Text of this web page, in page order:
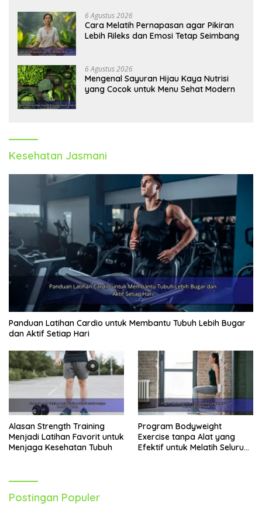
6 Agustus 2026
Cara Melatih Pernapasan agar Pikiran
Lebih Rileks dan Emosi Tetap Seimbang
6 Agustus 2026
Mengenal Sayuran Hijau Kaya Nutrisi
yang Cocok untuk Menu Sehat Modern
Kesehatan Jasmani
Panduan Latihan Cardio untuk Membantu Tubuh Lebih Bugar
dan Aktif Setiap Hari
Alasan Strength Training
Menjadi Latihan Favorit untuk
Menjaga Kesehatan Tubuh
Program Bodyweight
Exercise tanpa Alat yang
Efektif untuk Melatih Seluruh
Postingan Populer